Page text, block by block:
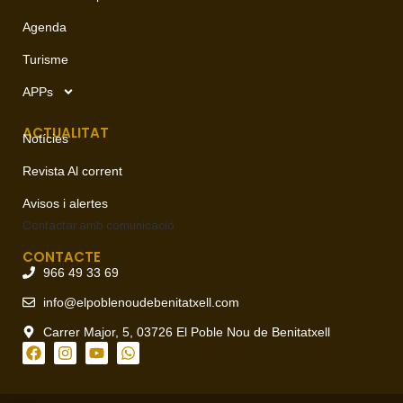
Agenda
Turisme
APPs
ACTUALITAT
Notícies
Revista Al corrent
Avisos i alertes
Contactar amb comunicació
CONTACTE
966 49 33 69
info@elpoblenoudebenitatxell.com
Carrer Major, 5, 03726 El Poble Nou de Benitatxell